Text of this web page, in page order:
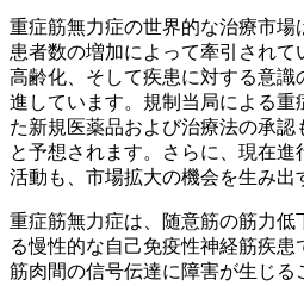
重症筋無力症の世界的な治療市場
患者数の増加によって牽引されて
高齢化、そして疾患に対する意識
進しています。規制当局による重
た新規医薬品および治療法の承認
と予想されます。さらに、現在
活動も、市場拡大の機会を生み出
重症筋無力症は、随意筋の筋力低
る慢性的な自己免疫性神経筋疾患
筋肉間の信号伝達に障害が生じ